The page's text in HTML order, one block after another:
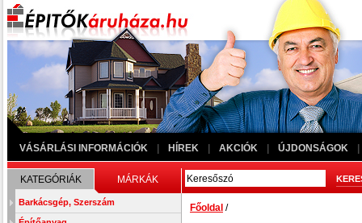
VÁSÁRLÁSI INFORMÁCIÓK HÍREK AKCIÓK ÚJDONSÁGOK
KATEGÓRIÁK MÁRKÁK
Barkácsgép, Szerszám Főoldal /